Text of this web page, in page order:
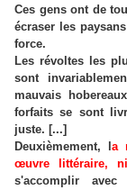
Ces gens ont de
écraser les
force.
Les révoltes les
sont
mauvais
forfaits se sont
juste. [...]
Deuxièmement, la
œuvre littéraire,
s'accomplir